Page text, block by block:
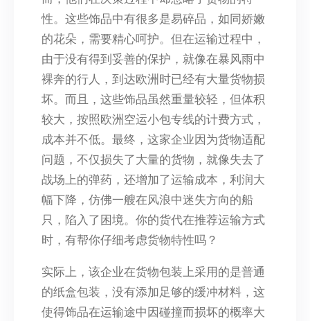
性。这些饰品中有很多是易碎品，如同娇嫩
的花朵，需要精心呵护。但在运输过程中，
由于没有得到妥善的保护，就像在暴风雨中
裸奔的行人，到达欧洲时已经有大量货物损
坏。而且，这些饰品虽然重量较轻，但体积
较大，按照欧洲空运小包专线的计费方式，
成本并不低。最终，这家企业因为货物适配
问题，不仅损失了大量的货物，就像失去了
战场上的弹药，还增加了运输成本，利润大
幅下降，仿佛一艘在风浪中迷失方向的船
只，陷入了困境。你的货代在推荐运输方式
时，有帮你仔细考虑货物特性吗？
实际上，该企业在货物包装上采用的是普通
的纸盒包装，没有添加足够的缓冲材料，这
使得饰品在运输途中因碰撞而损坏的概率大